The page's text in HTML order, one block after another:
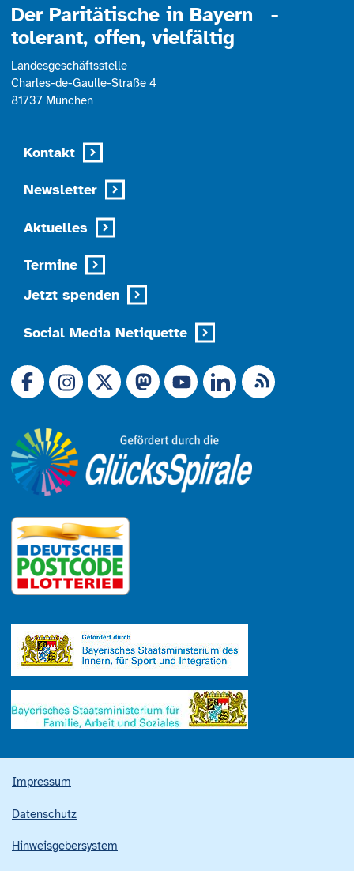
Der Paritätische in Bayern -
tolerant, offen, vielfältig
Landesgeschäftsstelle
Charles-de-Gaulle-Straße 4
81737 München
Kontakt
Newsletter
Aktuelles
Termine
Jetzt spenden
Social Media Netiquette
Link zu X (Ex-Twitter)
RSS-Feed
Impressum
Datenschutz
Hinweisgebersystem